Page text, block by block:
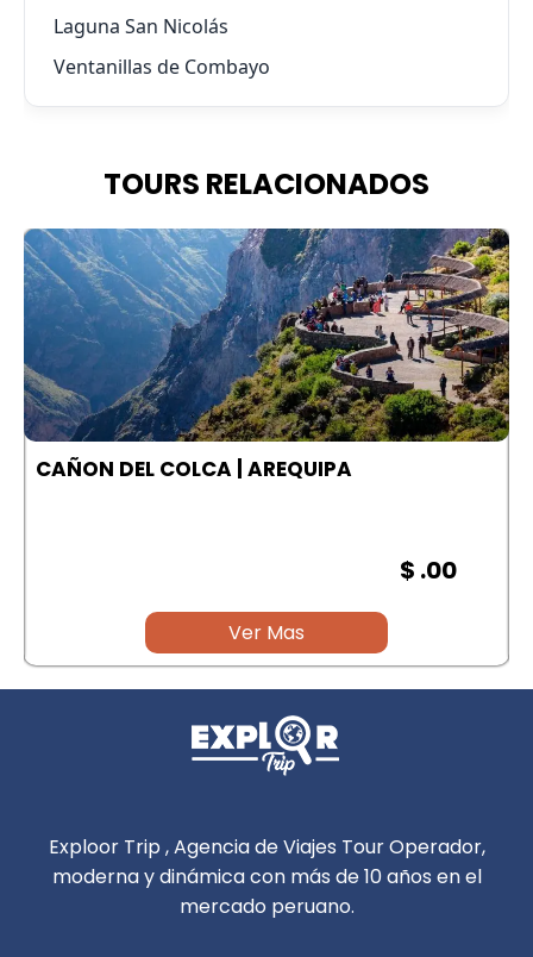
Laguna San Nicolás
Ventanillas de Combayo
TOURS RELACIONADOS
CAÑON DEL COLCA | AREQUIPA
$ .00
Ver Mas
Exploor Trip , Agencia de Viajes Tour Operador,
moderna y dinámica con más de 10 años en el
mercado peruano.